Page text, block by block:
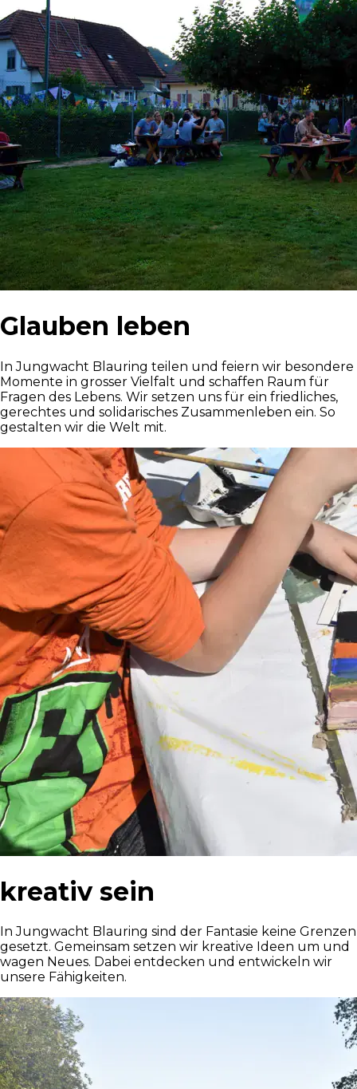
Glauben leben
In Jungwacht Blauring teilen und feiern wir besondere
Momente in grosser Vielfalt und schaffen Raum für
Fragen des Lebens. Wir setzen uns für ein friedliches,
gerechtes und solidarisches Zusammenleben ein. So
gestalten wir die Welt mit.
kreativ sein
In Jungwacht Blauring sind der Fantasie keine Grenzen
gesetzt. Gemeinsam setzen wir kreative Ideen um und
wagen Neues. Dabei entdecken und entwickeln wir
unsere Fähigkeiten.